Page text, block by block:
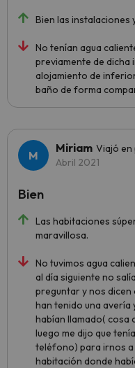
Bien las instalaciones
No tenían agua
previamente de dicha
alojamiento de
baño de forma
Miriam Viajó en
Abril 2021
Las habitaciones
maravillosa.
No tuvimos agua
al día siguiente no
preguntar y nos dicen
han tenido una avería
habían llamado( cosa
luego me dijo que
teléfono) para irnos
habitación donde
Bien